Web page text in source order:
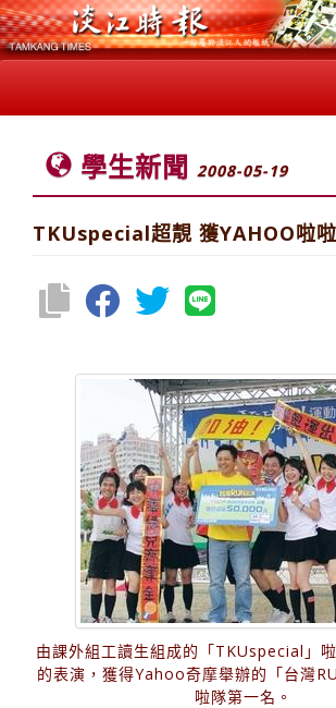
學生新聞 2008-05-19
TKUspecial超靚 獲YAHOO啦
由課外組工讀生組成的「TKUspecial」
的表演，獲得Yahoo奇摩舉辦的「台灣
啦隊第一名。